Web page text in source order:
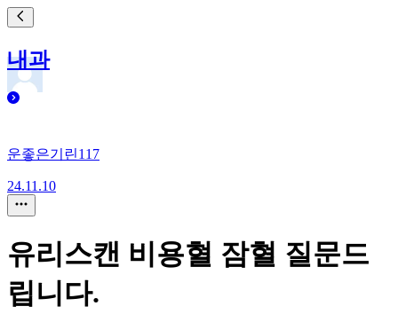
내과
운좋은기린117
24.11.10
유리스캔 비용혈 잠혈 질문드
립니다.